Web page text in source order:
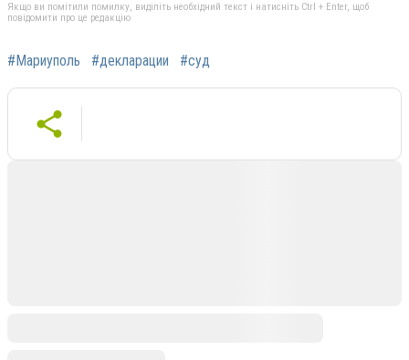
Якщо ви помітили помилку, виділіть необхідний текст і натисніть Ctrl + Enter, щоб
повідомити про це редакцію
#Мариуполь #декларации #суд